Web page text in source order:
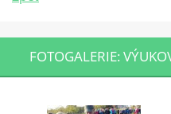
FOTOGALERIE: